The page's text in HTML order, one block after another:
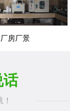
厂房厂景
话